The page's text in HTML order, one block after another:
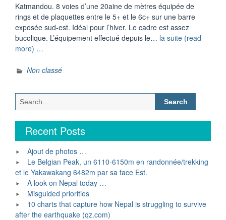
Katmandou. 8 voies d’une 20aine de mètres équipée de
rings et de plaquettes entre le 5+ et le 6c+ sur une barre
exposée sud-est. Idéal pour l’hiver. Le cadre est assez
bucolique. L’équipement effectué depuis le… la suite (read
more) …
Non classé
Search
for:
Recent Posts
Ajout de photos …
Le Belgian Peak, un 6110-6150m en randonnée/trekking
et le Yakawakang 6482m par sa face Est.
A look on Nepal today …
Misguided priorities
10 charts that capture how Nepal is struggling to survive
after the earthquake (qz.com)